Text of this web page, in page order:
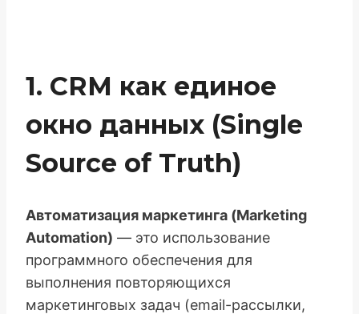
1. CRM как единое
окно данных (Single
Source of Truth)
Автоматизация маркетинга (Marketing
Automation) — это использование
программного обеспечения для
выполнения повторяющихся
маркетинговых задач (email-рассылки,